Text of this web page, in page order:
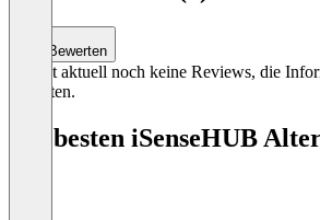
Bewerten
Es gibt aktuell noch keine Reviews, die
enthalten.
Die besten iSenseHUB